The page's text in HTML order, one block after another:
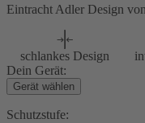
Eintracht Adler Design von
schlankes Design
Dein Gerät:
Gerät wählen
Schutzstufe: